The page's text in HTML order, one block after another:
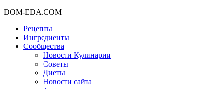
DOM-EDA.COM
Рецепты
Ингредиенты
Сообщества
Новости Кулинарии
Советы
Диеты
Новости сайта